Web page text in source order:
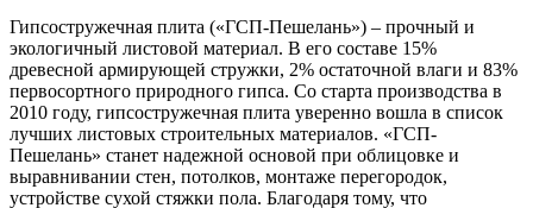
Гипсостружечная плита («ГСП-Пешелань») – прочный и
экологичный листовой материал. В его составе 15%
древесной армирующей стружки, 2% остаточной влаги и 83%
первосортного природного гипса. Со старта производства в
2010 году, гипсостружечная плита уверенно вошла в список
лучших листовых строительных материалов. «ГСП-
Пешелань» станет надежной основой при облицовке и
выравнивании стен, потолков, монтаже перегородок,
устройстве сухой стяжки пола. Благодаря тому, что